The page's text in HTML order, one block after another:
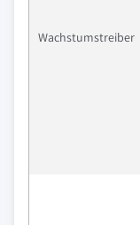
Wachstumstreiber